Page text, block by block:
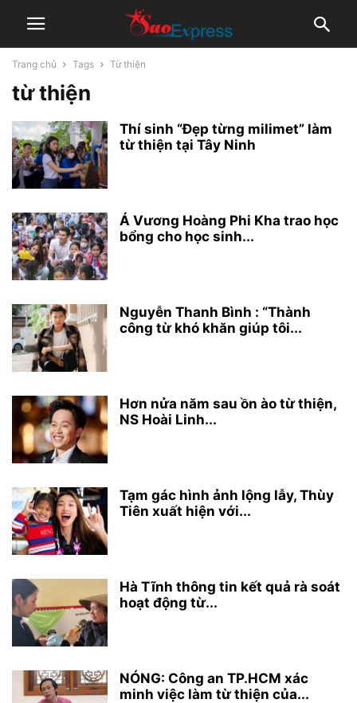
Trang chủ Tags Từ thiện
từ thiện
Thí sinh “Đẹp từng milimet” làm
từ thiện tại Tây Ninh
Á Vương Hoàng Phi Kha trao học
bổng cho học sinh...
Nguyễn Thanh Bình : “Thành
công từ khó khăn giúp tôi...
Hơn nửa năm sau ồn ào từ thiện,
NS Hoài Linh...
Tạm gác hình ảnh lộng lẫy, Thùy
Tiên xuất hiện với...
Hà Tĩnh thông tin kết quả rà soát
hoạt động từ...
NÓNG: Công an TP.HCM xác
minh việc làm từ thiện của...